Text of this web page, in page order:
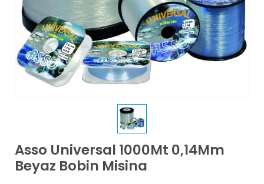
Asso Universal 1000Mt 0,14Mm
Beyaz Bobin Misina